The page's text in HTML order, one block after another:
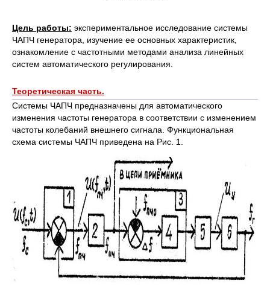
Цель работы: экспериментальное исследование системы
ЧАПЧ генератора, изучение ее основных характеристик,
ознакомление с частотными методами анализа линейных
систем автоматического регулирования.
Теоретическая часть.
Системы ЧАПЧ предназначены для автоматического
изменения частоты генератора в соответствии с изменением
частоты колебаний внешнего сигнала. Функциональная
схема системы ЧАПЧ приведена на Рис. 1.